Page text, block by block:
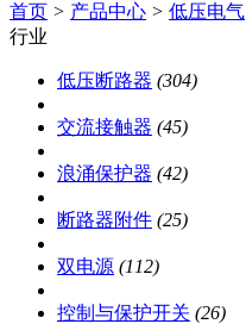
首页 > 产品中心 > 低压电气
行业
低压断路器 (304)
交流接触器 (45)
浪涌保护器 (42)
断路器附件 (25)
双电源 (112)
控制与保护开关 (26)